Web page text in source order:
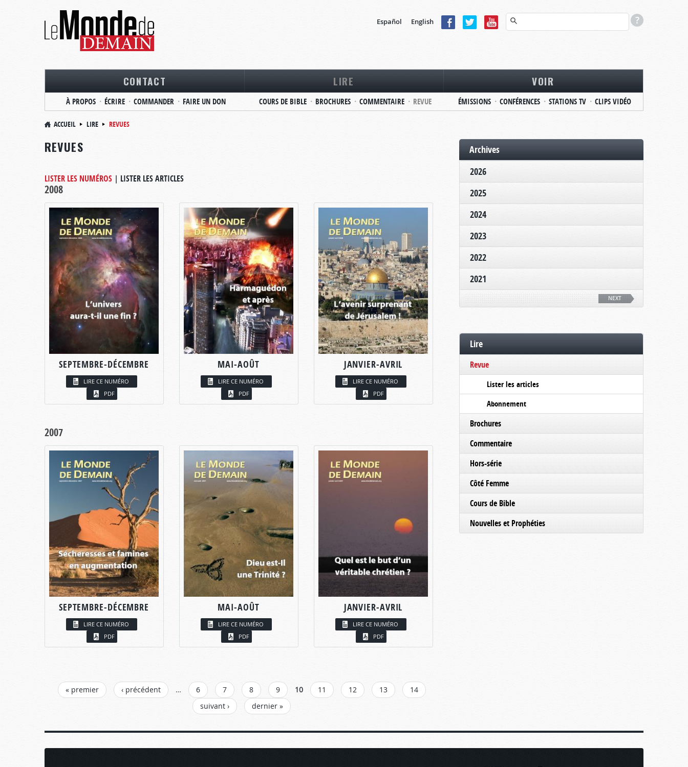
Español English
CONTACT
À PROPOS ÉCRIRE COMMANDER FAIRE UN DON
LIRE
COURS DE BIBLE BROCHURES COMMENTAIRE REVUE
VOIR
ÉMISSIONS CONFÉRENCES STATIONS TV CLIPS VIDÉO
ACCUEIL LIRE REVUES
REVUES
LISTER LES NUMÉROS | LISTER LES ARTICLES
2008
SEPTEMBRE-DÉCEMBRE
LIRE CE NUMÉRO
PDF
MAI-AOÛT
LIRE CE NUMÉRO
PDF
JANVIER-AVRIL
LIRE CE NUMÉRO
PDF
2007
SEPTEMBRE-DÉCEMBRE
LIRE CE NUMÉRO
PDF
MAI-AOÛT
LIRE CE NUMÉRO
PDF
JANVIER-AVRIL
LIRE CE NUMÉRO
PDF
PAGES« premier ‹ précédent … 6 7 8 9 10 11 12 13
14
suivant ›
dernier »
Archives
2026
2025
2024
2023
2022
2021
NEXT
Lire
Revue
Lister les articles
Abonnement
Brochures
Commentaire
Hors-série
Côté Femme
Cours de Bible
Nouvelles et Prophéties